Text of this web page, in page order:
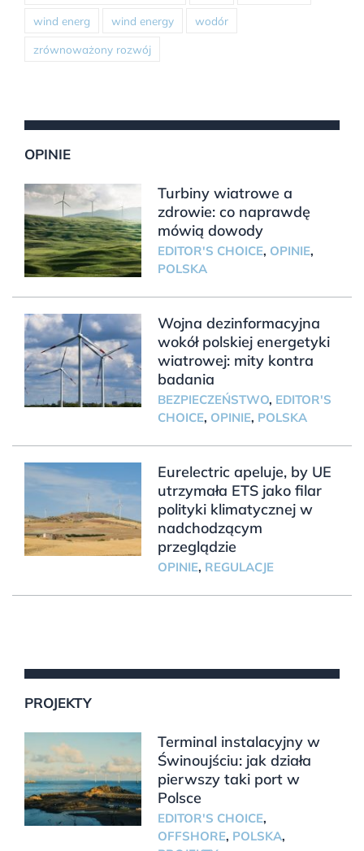
wind energ wind energy wodór
zrównoważony rozwój
OPINIE
Turbiny wiatrowe a
zdrowie: co naprawdę
mówią dowody
EDITOR'S CHOICE, OPINIE,
POLSKA
Wojna dezinformacyjna
wokół polskiej energetyki
wiatrowej: mity kontra
badania
BEZPIECZEŃSTWO, EDITOR'S
CHOICE, OPINIE, POLSKA
Eurelectric apeluje, by UE
utrzymała ETS jako filar
polityki klimatycznej w
nadchodzącym
przeglądzie
OPINIE, REGULACJE
PROJEKTY
Terminal instalacyjny w
Świnoujściu: jak działa
pierwszy taki port w
Polsce
EDITOR'S CHOICE,
OFFSHORE, POLSKA,